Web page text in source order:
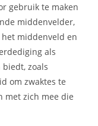
gebruik te maken
middenvelder,
middenveld en
als
zoals
om zwaktes te
met zich mee die